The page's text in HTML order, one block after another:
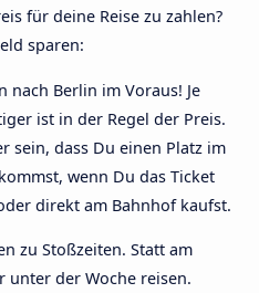
für deine Reise zu zahlen?
sparen:
nach Berlin im Voraus! Je
ist in der Regel der Preis.
sein, dass Du einen Platz im
wenn Du das Ticket
direkt am Bahnhof kaufst.
zu Stoßzeiten. Statt am
unter der Woche reisen.